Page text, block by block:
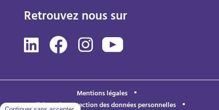
Retrouvez nous sur
Mentions légales
Politique de protection des données personnelles